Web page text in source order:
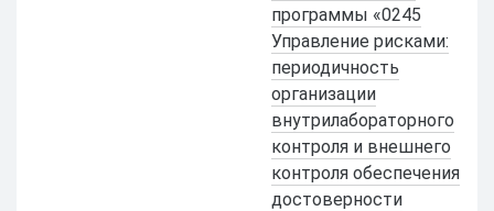
программы «0245
Управление рисками:
периодичность
организации
внутрилабораторного
контроля и внешнего
контроля обеспечения
достоверности